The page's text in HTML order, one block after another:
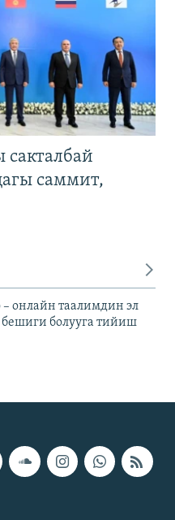
саммит,
– онлайн таалимдин эл
болууга тийиш